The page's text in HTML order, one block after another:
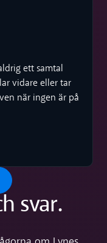
ett samtal
vidare eller tar
när ingen är på
svar.